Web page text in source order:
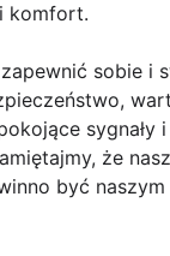
komfort.
sobie i
sygnały
że
być